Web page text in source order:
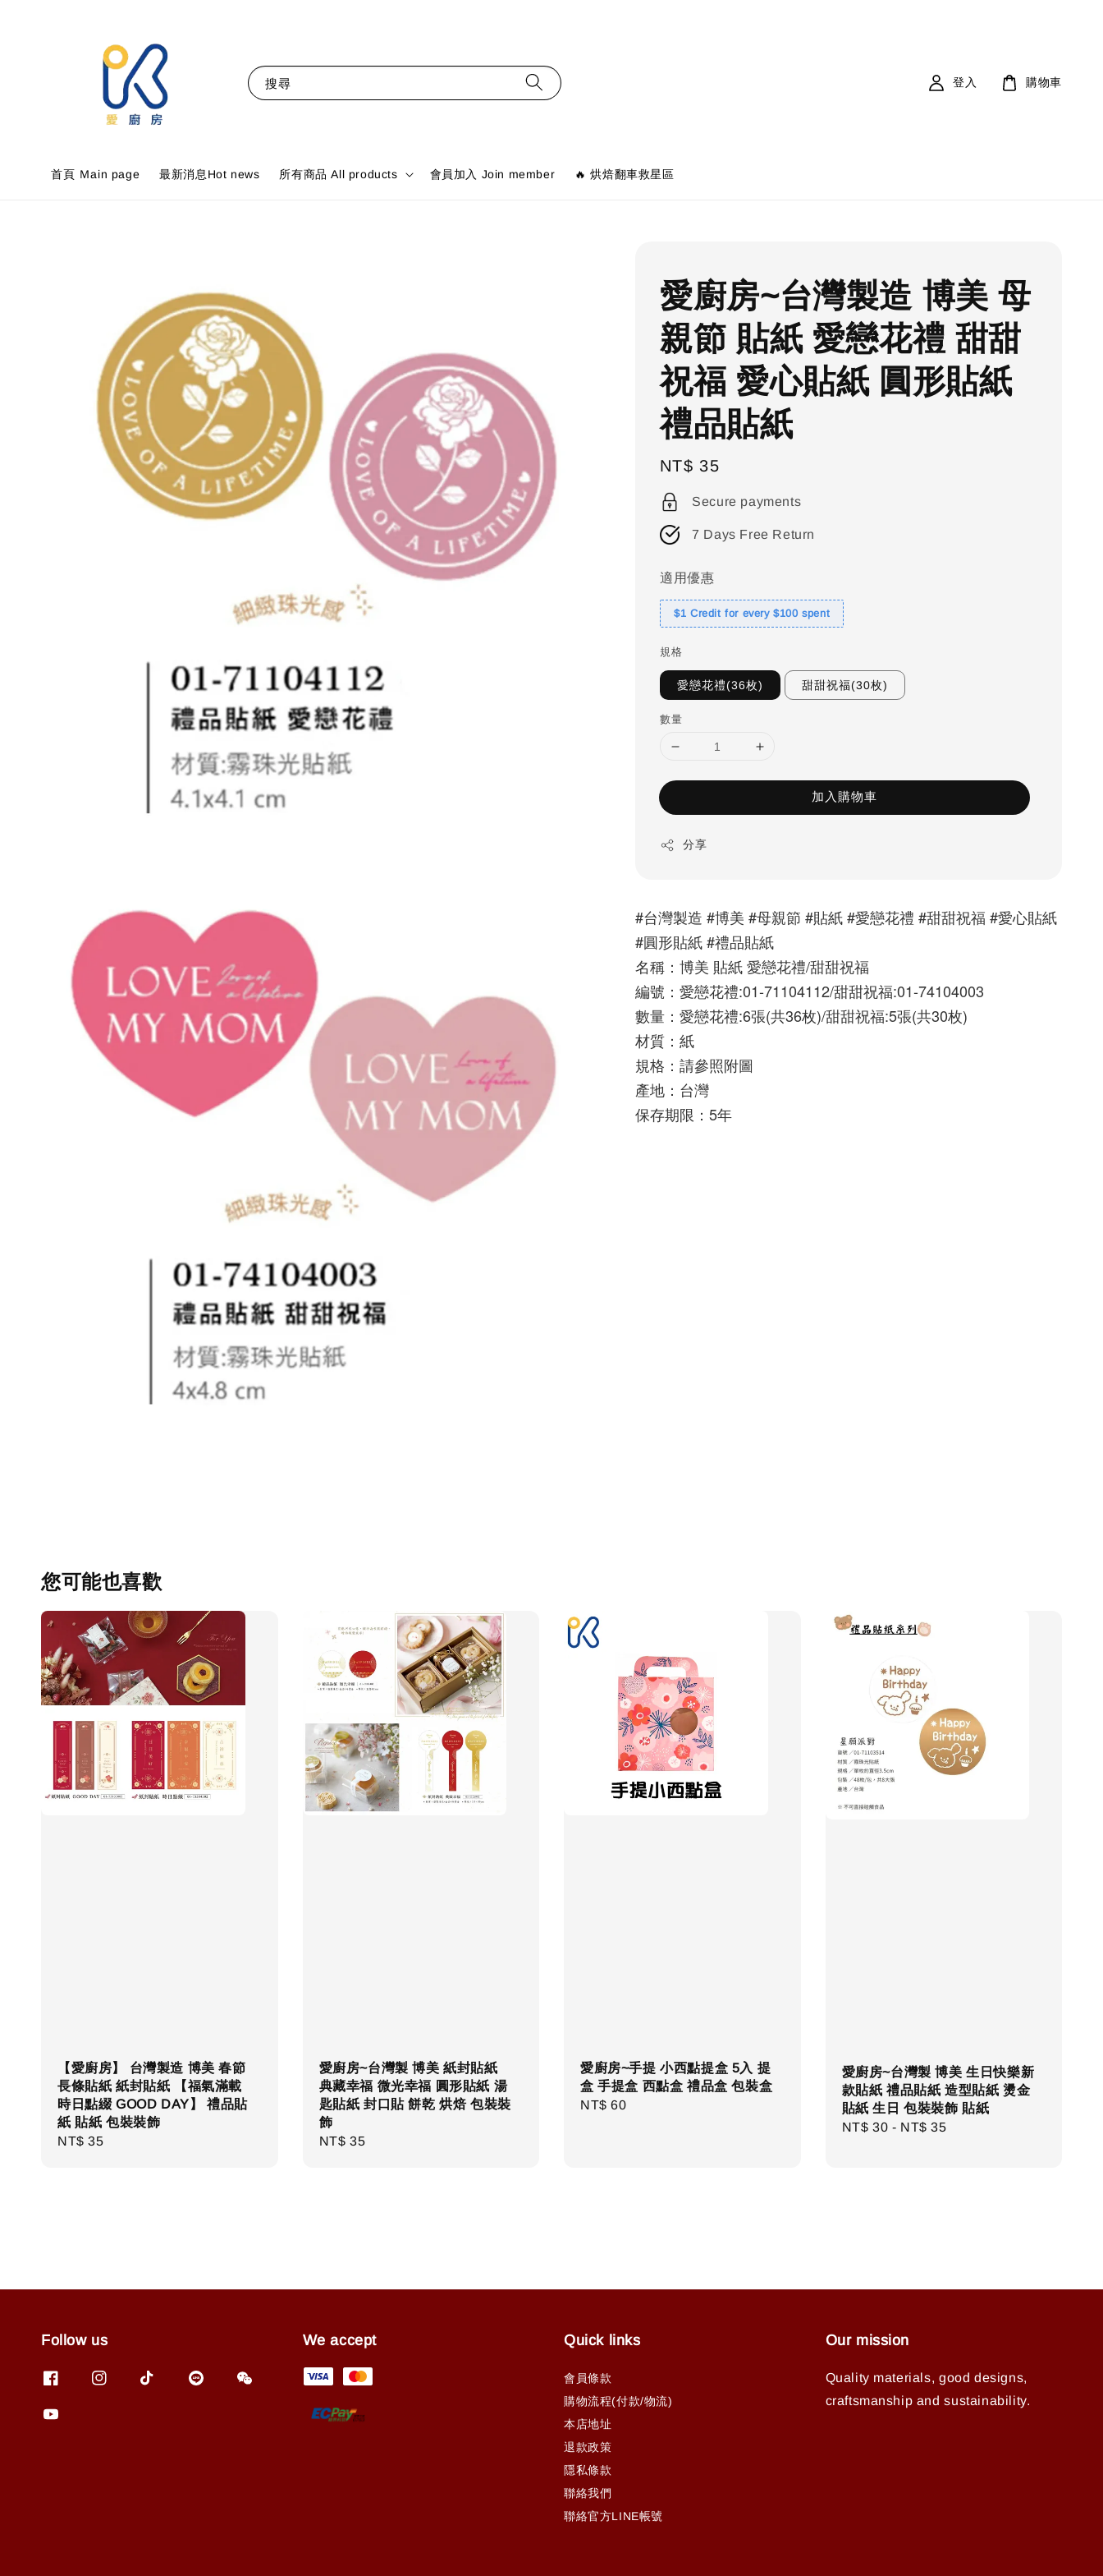
搜尋
首頁 Ｍain page 最新消息Hot news 所有商品 All products 會員加入 Join member 🔥 烘焙翻車救星區
登入 購物車
愛廚房~台灣製造 博美 母
親節 貼紙 愛戀花禮 甜甜
祝福 愛心貼紙 圓形貼紙
禮品貼紙
Regular
price
NT$ 35
Secure payments
7 Days Free Return
適用優惠
$1 Credit for every $100 spent
規格
愛戀花禮(36枚) 甜甜祝福(30枚)
數量
加入購物車
分享
#台灣製造 #博美 #母親節 #貼紙 #愛戀花禮 #甜甜祝福 #愛心貼紙
#圓形貼紙 #禮品貼紙
名稱：博美 貼紙 愛戀花禮/甜甜祝福
編號：愛戀花禮:01-71104112/甜甜祝福:01-74104003
數量：愛戀花禮:6張(共36枚)/甜甜祝福:5張(共30枚)
材質：紙
規格：請參照附圖
產地：台灣
保存期限：5年
您可能也喜歡
【愛廚房】 台灣製造 博美 春節
長條貼紙 紙封貼紙 【福氣滿載
時日點綴 GOOD DAY】 禮品貼
紙 貼紙 包裝裝飾
Regular
NT$ 35
愛廚房~台灣製 博美 紙封貼紙
典藏幸福 微光幸福 圓形貼紙 湯
匙貼紙 封口貼 餅乾 烘焙 包裝裝
飾
Regular
NT$ 35
愛廚房~手提 小西點提盒 5入 提
盒 手提盒 西點盒 禮品盒 包裝盒
Regular
NT$ 60
愛廚房~台灣製 博美 生日快樂新
款貼紙 禮品貼紙 造型貼紙 燙金
貼紙 生日 包裝裝飾 貼紙
Regular
NT$ 30 - NT$ 35
Follow us We accept Quick links
會員條款
購物流程(付款/物流)
本店地址
退款政策
隱私條款
聯絡我們
聯絡官方LINE帳號
Our mission
Quality materials, good designs,
craftsmanship and sustainability.